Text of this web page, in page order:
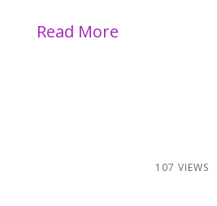
Read More
107 VIEWS